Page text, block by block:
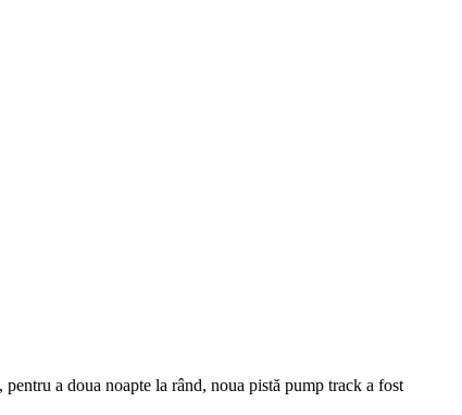
a doua noapte la rând, noua pistă pump track a fost